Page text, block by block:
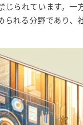
られています。一
れる分野であり、